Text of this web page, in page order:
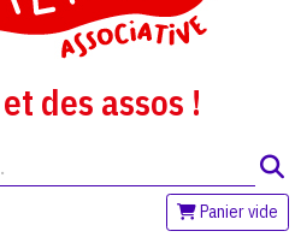
des assos !
Panier vide